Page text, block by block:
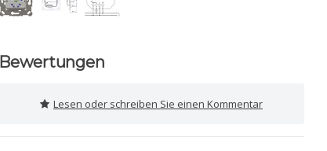
Bewertungen
Lesen oder schreiben Sie einen Kommentar